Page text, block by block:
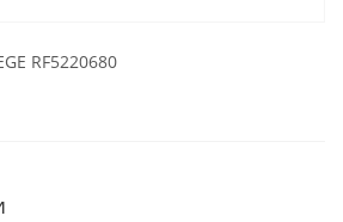
RF5220680